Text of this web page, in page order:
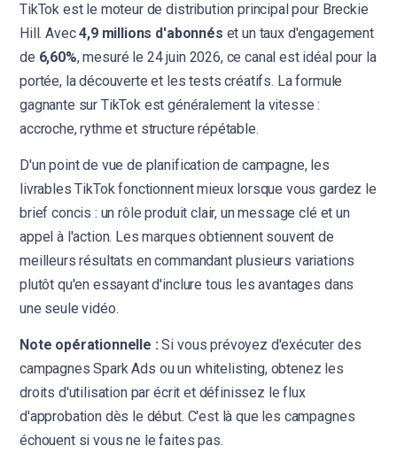
TikTok est le moteur de distribution principal pour Breckie
Hill. Avec4,9 millions d'abonnés et un taux d'engagement
de 6,60%, mesuré le 24 juin 2026, ce canal est idéal pour la
portée, la découverte et les tests créatifs. La formule
gagnante sur TikTok est généralement la vitesse :
accroche, rythme et structure répétable.
D'un point de vue de planification de campagne, les
livrables TikTok fonctionnent mieux lorsque vous gardez le
brief concis : un rôle produit clair, un message clé et un
appel à l'action. Les marques obtiennent souvent de
meilleurs résultats en commandant plusieurs variations
plutôt qu'en essayant d'inclure tous les avantages dans
une seule vidéo.
Note opérationnelle : Si vous prévoyez d'exécuter des
campagnes Spark Ads ou un whitelisting, obtenez les
droits d'utilisation par écrit et définissez le flux
d'approbation dès le début. C'est là que les campagnes
échouent si vous ne le faites pas.